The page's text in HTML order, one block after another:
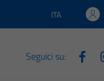
Lingua attiva:
ITA
Seguici su: